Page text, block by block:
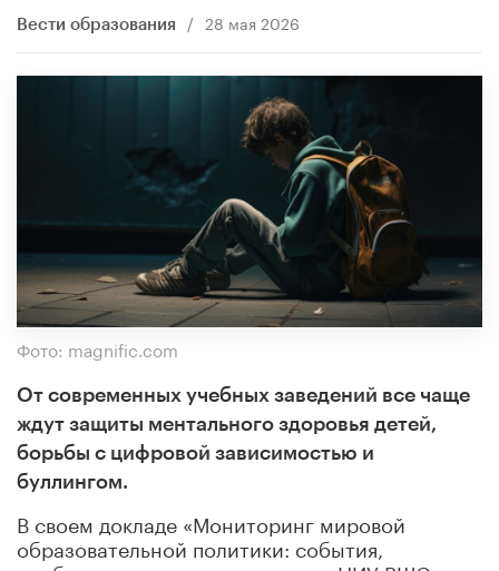
Вести образования / 28 мая 2026
Фото: magnific.com
От современных учебных заведений все чаще
ждут защиты ментального здоровья детей,
борьбы с цифровой зависимостью и
буллингом.
В своем докладе «Мониторинг мировой
образовательной политики: события,